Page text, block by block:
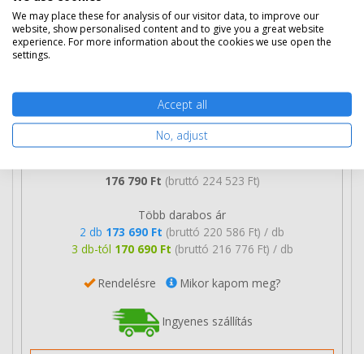
176 790 Ft (bruttó 224 523 Ft)
Több darabos ár
2 db 173 690 Ft (bruttó 220 586 Ft) / db
3 db-tól 170 690 Ft (bruttó 216 776 Ft) / db
Rendelésre Mikor kapom meg?
Ingyenes szállítás
We may place these for analysis of our visitor data, to improve our
website, show personalised content and to give you a great website
experience. For more information about the cookies we use open the
settings.
Accept all
No, adjust